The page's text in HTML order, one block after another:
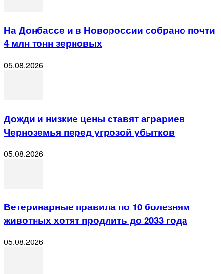
На Донбассе и в Новороссии собрано почти
4 млн тонн зерновых
05.08.2026
Дожди и низкие цены ставят аграриев
Черноземья перед угрозой убытков
05.08.2026
Ветеринарные правила по 10 болезням
животных хотят продлить до 2033 года
05.08.2026